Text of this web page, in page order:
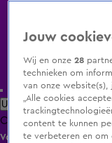
Uitzending Gemist
ClipsFilmsRadio
Volg KIJK
Jouw
Wij en onze28
technieken om
van onze
„Alle cookies
content te kunnen
te verbeteren en om